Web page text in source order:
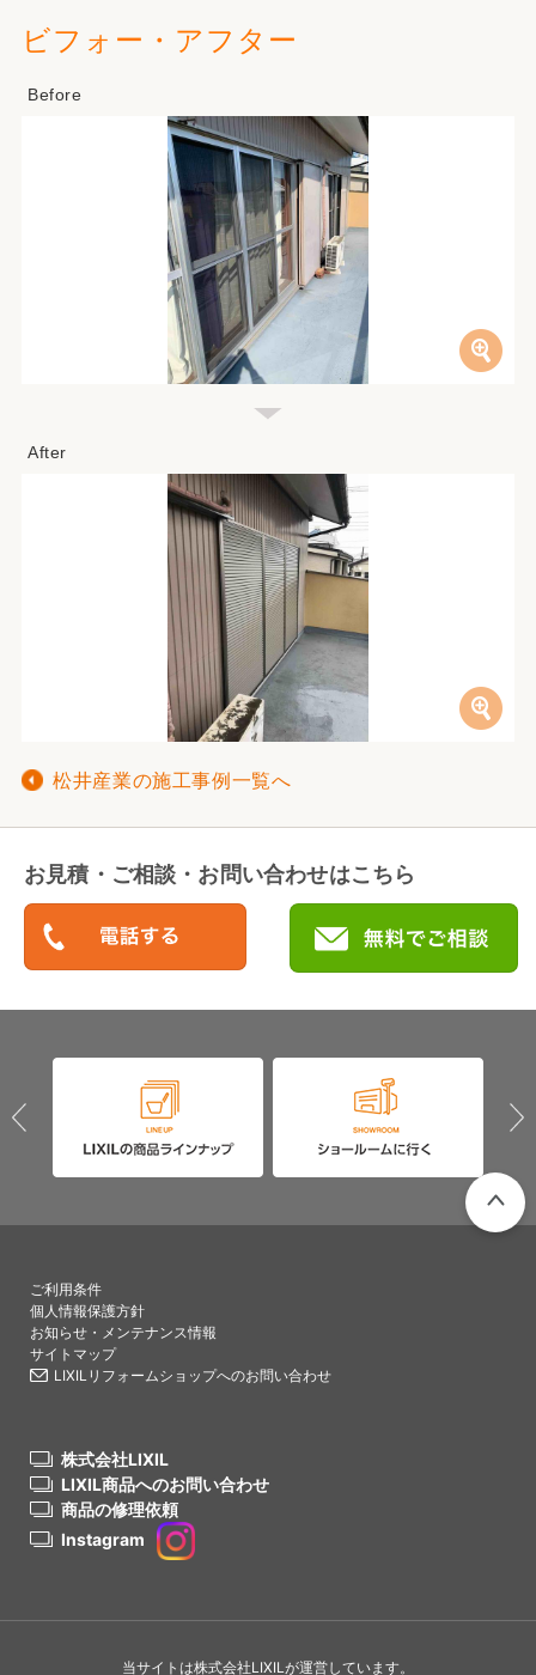
ビフォー・アフター
松井産業の施工事例一覧へ
お見積・ご相談・お問い合わせはこちら
ご利用条件
個人情報保護方針
お知らせ・メンテナンス情報
サイトマップ
LIXILリフォームショップへのお問い合わせ
株式会社LIXIL
LIXIL商品へのお問い合わせ
商品の修理依頼
Instagram
当サイトは株式会社LIXILが運営しています。